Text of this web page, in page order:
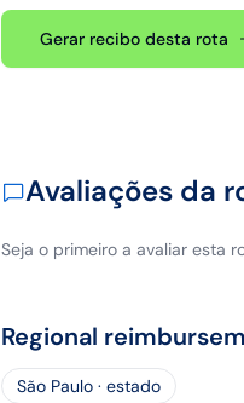
Gerar recibo desta rota
Avaliações da
Seja o primeiro a avaliar esta
Regional
São Paulo · estado